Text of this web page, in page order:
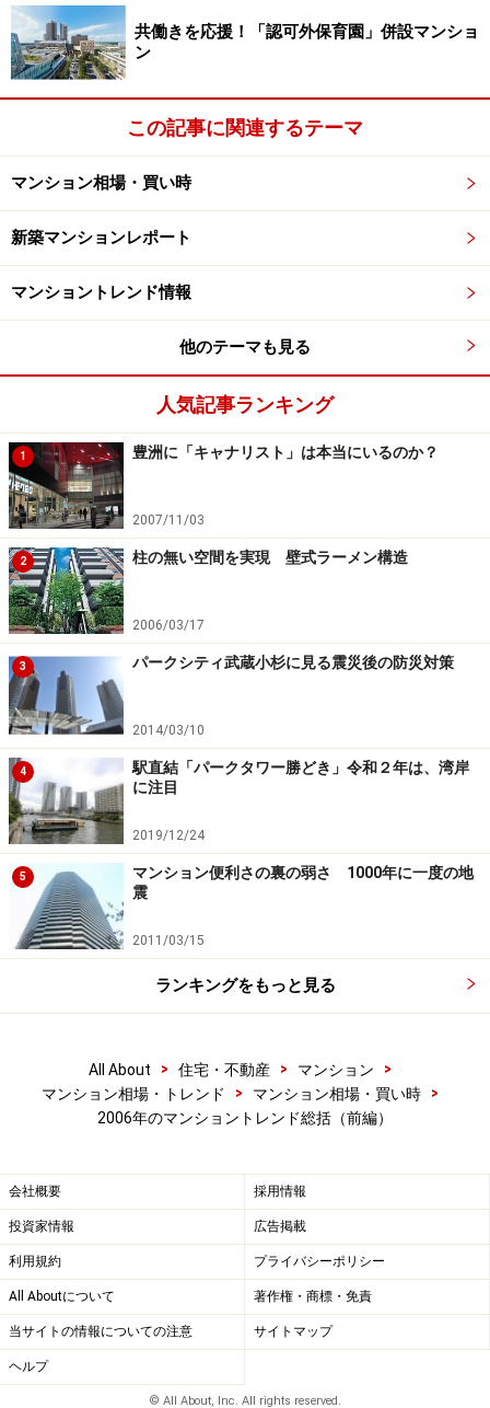
中央線といった首都圏西部の人気沿線のみならず、東西
線、総武線、埼京線、京浜東北線、東武東上線といった
通勤アクセスの良い首都圏北・東部にも価格の上昇は、
波及しています。
ョン用地が賃貸事業用と分譲用で競合しており、期待利
回りベースの価格設定になっていること。投資家が求め
る環境になっています。賃料相場が大幅に上がっている
わけではないので、以前のように、将来的に貸せばいい
という安易な判断では大きなリスクがあります。また、
金利上昇などによって期待利回りが上がれば、資産価値
の下落リスクも存在することも抑えておきたいポイント
だと思います。
価格上昇トレンドは、当面続く
下の図は、国土交通省の平成18年土地白書の名目GDPと
商業地地価の推移のデータです。
昭和55年を100とした場合の名目GDPと地価（商業地）
の推移（出典：国土交通省 平成18年土地白書） GDP
が横ばいの中、商業地地価は大きく下落。
都心部の地価の上昇が顕著ですが、このデータを見る
と、国勢の先行きが不透明ななか大きく下げ過ぎていた
地価が、短期間に戻ったともいえるかもしれません。そ
う考えると、GDPの緩やかな拡大が続いているとはい
え、家計所得が必ずしも上昇していない現状を考える
と、都心部と違って土地の用途の限られる郊外エリアの
また、埼玉・千葉などの一部の供給過密エリアは、販売
は、一定数在庫が減少しないと大きく価格上昇には転じ
にくいでしょう。逆に販売在庫の減りつつある横浜周辺
エリアなどは、今後大きく供給価格が上昇する可能性は
高いと思われます。
11月に分譲がスタートした物件の用地取得時期は半年か
ら1年以上前のもの。現状のマンション用地の取得価格
から考えると、新築マンションの供給価格の上昇は当面
共働きを応援！「認可外保育園」併設マンショ
ン
この記事に関連するテーマ
マンション相場・買い時
新築マンションレポート
マンショントレンド情報
他のテーマも見る
人気記事ランキング
1 豊洲に「キャナリスト」は本当にいるのか？
2007/11/03
2 柱の無い空間を実現 壁式ラーメン構造
2006/03/17
3 パークシティ武蔵小杉に見る震災後の防災対策
2014/03/10
4
駅直結「パークタワー勝どき」令和２年は、湾岸
に注目
2019/12/24
5
マンション便利さの裏の弱さ 1000年に一度の地
震
2011/03/15
ランキングをもっと見る
All About > 住宅・不動産 > マンション
>
マンション相場・トレンド
> マンション相場・買い時
>
2006年のマンショントレンド総括（前編）
会社概要 採用情報
投資家情報 広告掲載
利用規約 プライバシーポリシー
All Aboutについて 著作権・商標・免責
当サイトの情報についての注意 サイトマップ
ヘルプ
© All About, Inc. All rights reserved.